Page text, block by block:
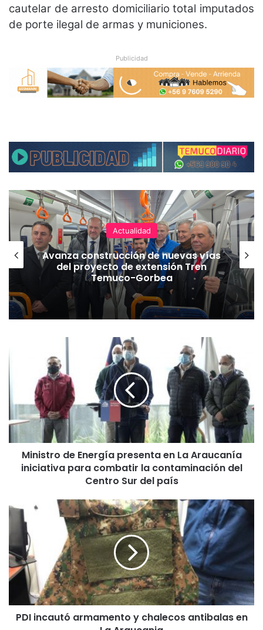
cautelar de arresto domiciliario total imputados
de porte ilegal de armas y municiones.
Publicidad
Actualidad
Avanza construcción de nuevas vías
del proyecto de extensión Tren
Temuco-Gorbea
i
n
i
s
t
o
d
r
g
p
r
e
Ministro de Energía presenta en La Araucanía
iniciativa para combatir la contaminación del
Centro Sur del país
P
D
n
c
a
t
PDI incautó armamento y chalecos antibalas en